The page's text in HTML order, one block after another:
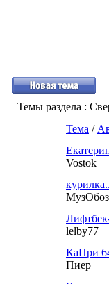
Темы раздела :
Тема /
Vostok
МузОбоз
lelby77
КаПри
Пиер